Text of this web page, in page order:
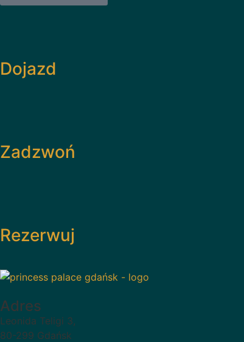
Dojazd
Zadzwoń
Rezerwuj
Adres
Leonida Teligi 3,
80-299 Gdańsk